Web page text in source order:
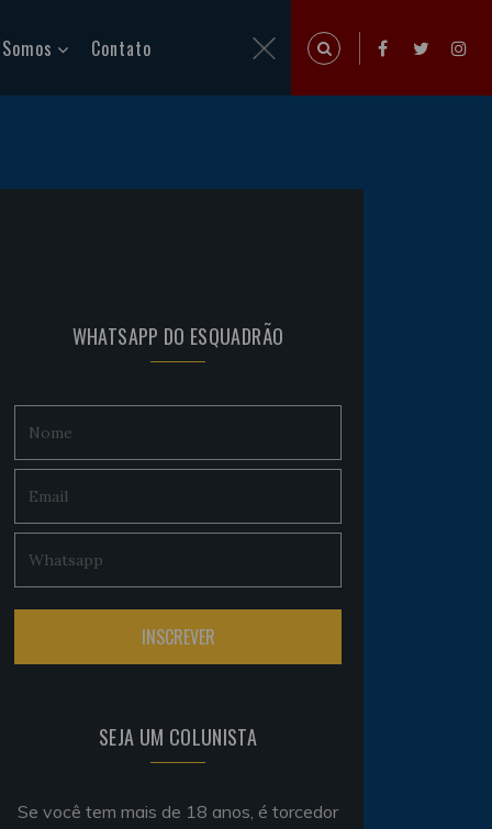
Contato
WHATSAPP DO ESQUADRÃO
SEJA UM COLUNISTA
Se você tem mais de 18 anos, é torcedor